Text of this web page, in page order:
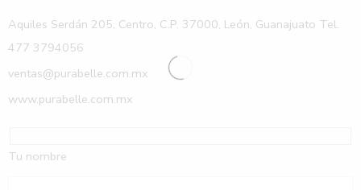
Aquiles Serdán 205, Centro, C.P. 37000, León, Guanajuato Tel.
477 3794056
ventas@purabelle.com.mx
www.purabelle.com.mx
Tu nombre